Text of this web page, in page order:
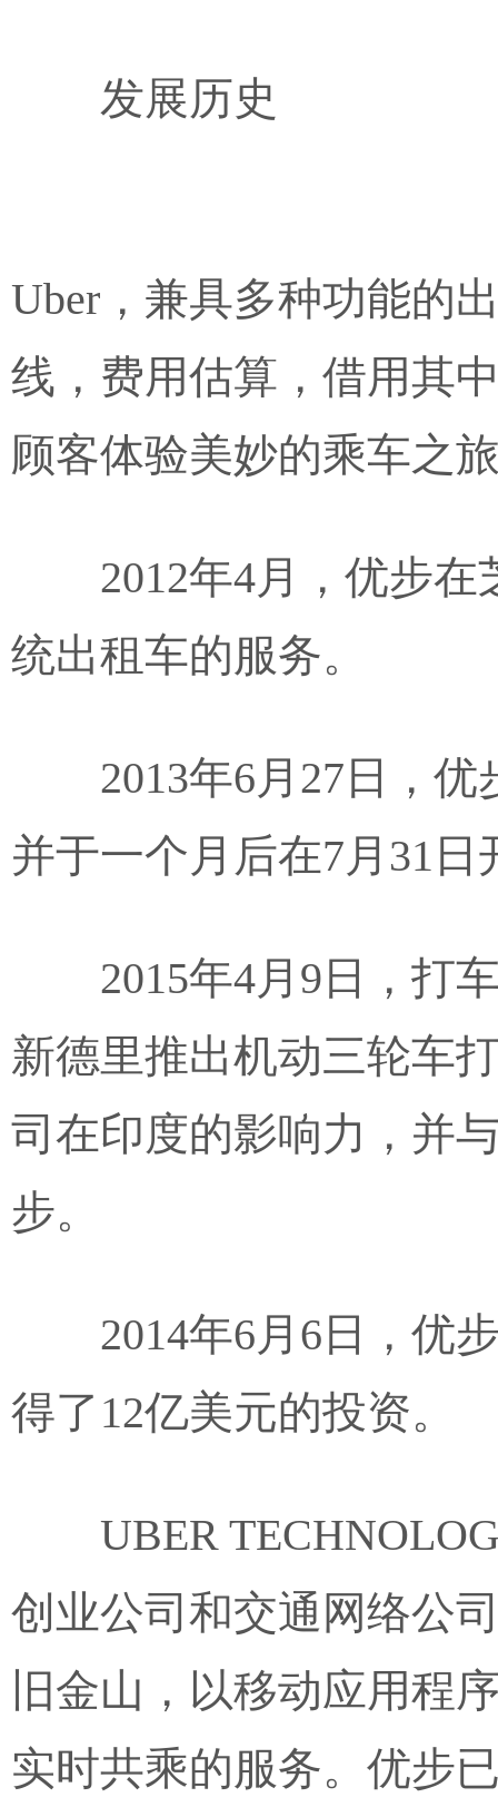
发展历史
Uber，兼具多种功能的
线，费用估算，借用其
顾客体验美妙的乘车之
2012年4月，优步
统出租车的服务。
2013年6月27日，
并于一个月后在7月31
2015年4月9日，打
新德里推出机动三轮车
司在印度的影响力，并
步。
2014年6月6日，优
得了12亿美元的投资。
UBER
创业公司和交通网络公
旧金山，以移动应用程
实时共乘的服务。优步